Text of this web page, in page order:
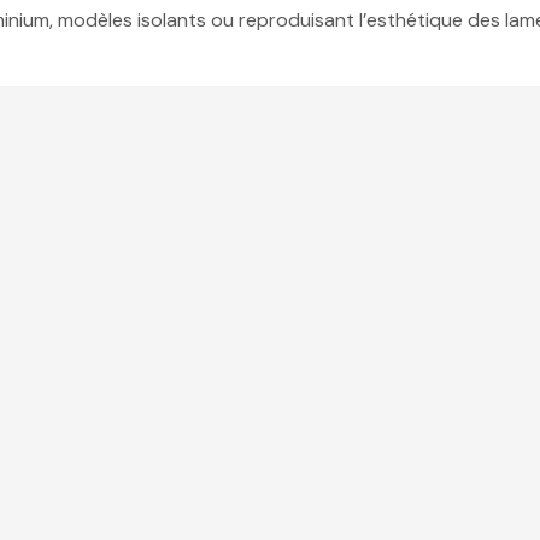
modèles isolants ou reproduisant l’esthétique des